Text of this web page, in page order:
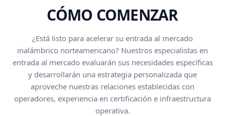
CÓMO COMENZAR
¿Está listo para acelerar su entrada al mercado
inalámbrico norteamericano? Nuestros especialistas en
entrada al mercado evaluarán sus necesidades específicas
y desarrollarán una estrategia personalizada que
aproveche nuestras relaciones establecidas con
operadores, experiencia en certificación e infraestructura
operativa.